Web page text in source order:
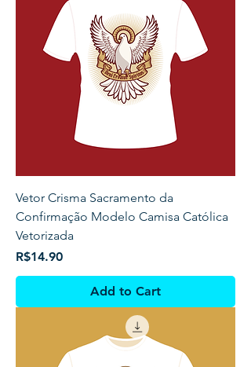
Vetor Crisma Sacramento da
Confirmação Modelo Camisa Católica
Vetorizada
Price
R$14.90
Add to Cart